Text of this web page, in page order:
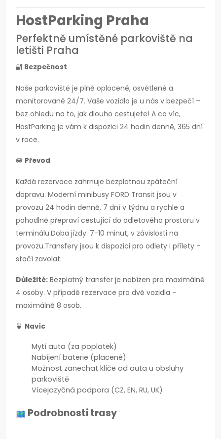
HostParking Praha
Perfektně umístěné parkoviště na
letišti Praha
🔐 Bezpečnost
Naše parkoviště je plně oplocené, osvětlené a
monitorované 24/7. Vaše vozidlo je u nás v bezpečí –
bez ohledu na to, jak dlouho cestujete! A co víc,
HostParking je vám k dispozici 24 hodin denně, 365 dní
v roce.
🚐 Převod
Každá rezervace zahrnuje bezplatnou zpáteční
dopravu. Moderní minibusy FORD Transit jsou v
provozu 24 hodin denně, 7 dní v týdnu a rychle a
pohodlně přepraví cestující do odletového prostoru v
terminálu.Doba jízdy: 7-10 minut, v závislosti na
provozu.Transfery jsou k dispozici pro odlety i přílety -
stačí zavolat.
Důležité: Bezplatný transfer je nabízen pro maximálně
4 osoby. V případě rezervace pro dvě vozidla -
maximálně 8 osob.
🍵 Navíc
Mytí auta (za poplatek)
Nabíjení baterie (placené)
Možnost zanechat klíče od auta u obsluhy
parkoviště
Vícejazyčná podpora (CZ, EN, RU, UK)
Podrobnosti trasy